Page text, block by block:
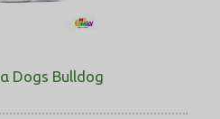
Dogs Bulldog